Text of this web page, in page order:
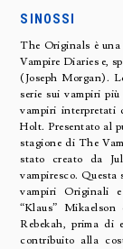
SINOSSI
The Originals è
Vampire Diaries e,
(Joseph Morgan).
serie sui vampiri
vampiri interpretati
Holt. Presentato al
stagione di The
stato creato da
vampiresco. Questa
vampiri Originali
“Klaus”
Rebekah, prima di
contribuito alla